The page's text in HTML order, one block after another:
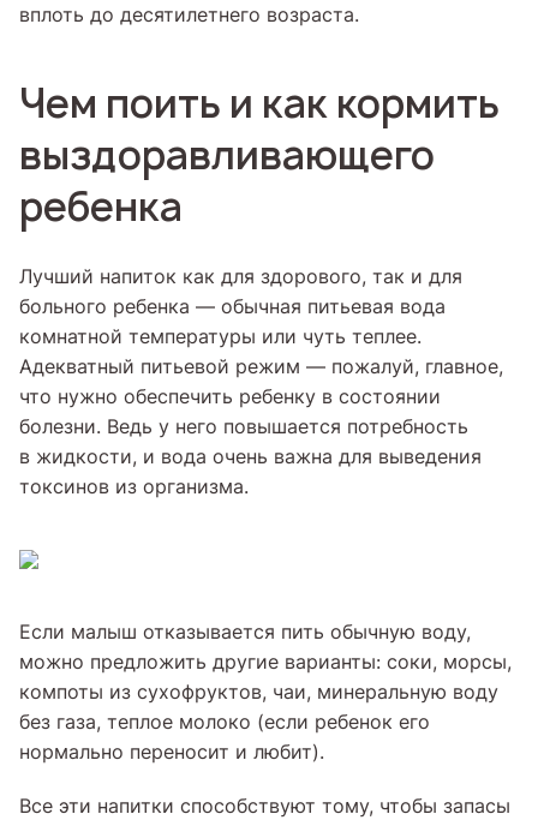
вплоть до десятилетнего возраста.
Чем поить и как кормить
выздоравливающего
ребенка
Лучший напиток как для здорового, так и для
больного ребенка — обычная питьевая вода
комнатной температуры или чуть теплее.
Адекватный питьевой режим — пожалуй, главное,
что нужно обеспечить ребенку в состоянии
болезни. Ведь у него повышается потребность
в жидкости, и вода очень важна для выведения
токсинов из организма.
Если малыш отказывается пить обычную воду,
можно предложить другие варианты: соки, морсы,
компоты из сухофруктов, чаи, минеральную воду
без газа, теплое молоко (если ребенок его
нормально переносит и любит).
Все эти напитки способствуют тому, чтобы запасы